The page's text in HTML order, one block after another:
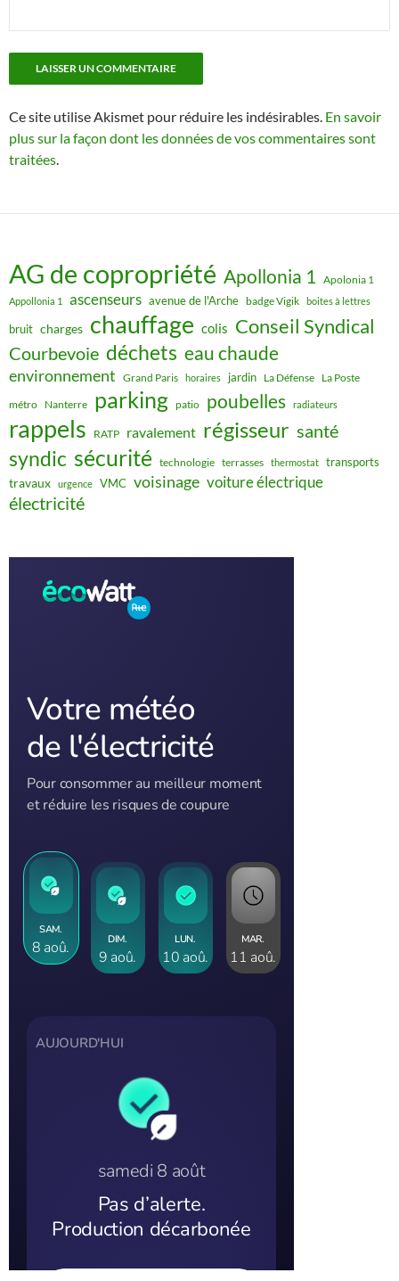
Ce site utilise Akismet pour réduire les indésirables. En savoir
plus sur la façon dont les données de vos commentaires sont
traitées.
AG de copropriété Apollonia 1 Apolonia 1
Appollonia 1 ascenseurs avenue de l'Arche badge Vigik boites à lettres
bruit charges chauffage colis Conseil Syndical
Courbevoie déchets eau chaude
environnement Grand Paris horaires jardin La Défense La Poste
métro Nanterre parking patio poubelles radiateurs
rappels RATP ravalement régisseur santé
syndic sécurité technologie terrasses thermostat transports
travaux urgence VMC voisinage voiture électrique
électricité